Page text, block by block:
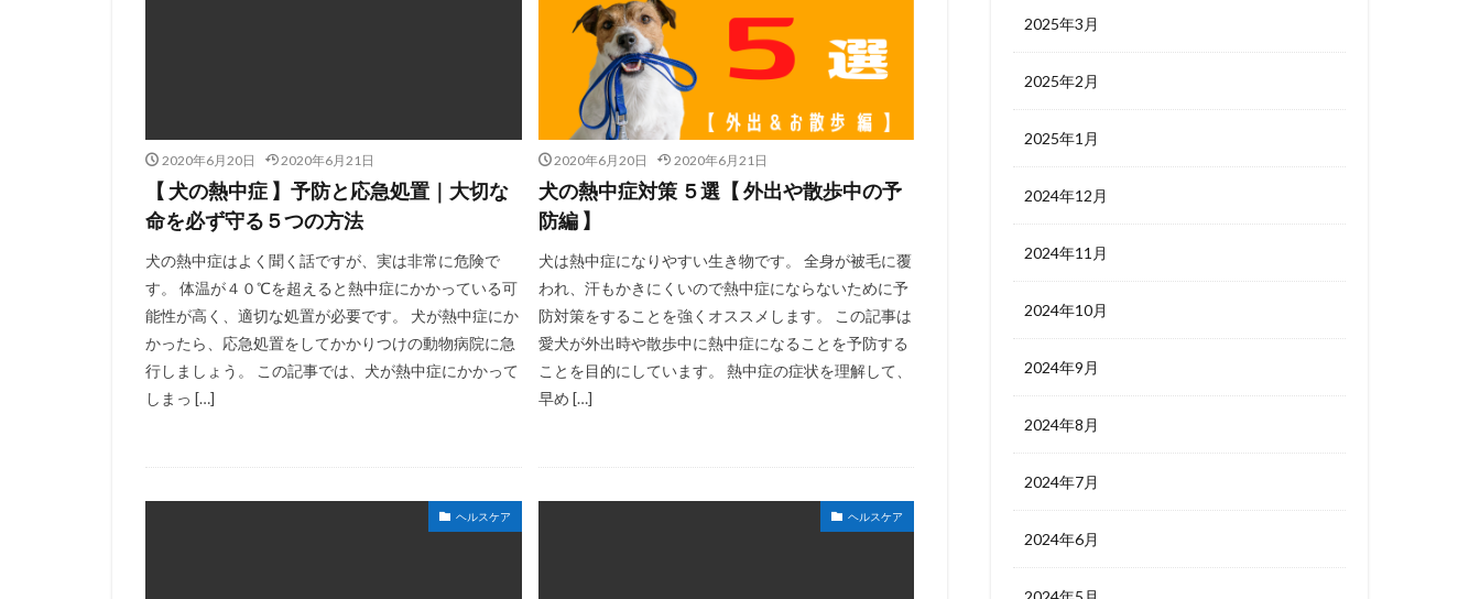
2020年6月20日 2020年6月21日
【 犬の熱中症 】予防と応急処置｜大切な
命を必ず守る５つの方法
犬の熱中症はよく聞く話ですが、実は非常に危険で
す。 体温が４０℃を超えると熱中症にかかっている可
能性が高く、適切な処置が必要です。 犬が熱中症にか
かったら、応急処置をしてかかりつけの動物病院に急
行しましょう。 この記事では、犬が熱中症にかかって
しまっ […]
2020年6月20日 2020年6月21日
犬の熱中症対策 ５選【 外出や散歩中の予
防編 】
犬は熱中症になりやすい生き物です。 全身が被毛に覆
われ、汗もかきにくいので熱中症にならないために予
防対策をすることを強くオススメします。 この記事は
愛犬が外出時や散歩中に熱中症になることを予防する
ことを目的にしています。 熱中症の症状を理解して、
早め […]
ヘルスケア ヘルスケア
2025年3月
2025年2月
2025年1月
2024年12月
2024年11月
2024年10月
2024年9月
2024年8月
2024年7月
2024年6月